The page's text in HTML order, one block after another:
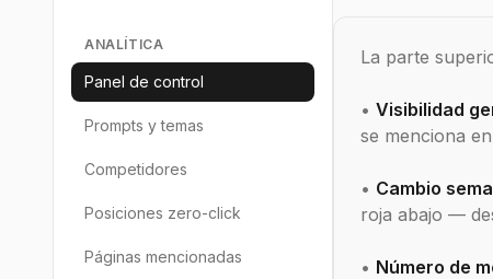
ANALÍTICA
Panel de control
Prompts y temas
Competidores
Posiciones zero-click
Páginas mencionadas
La parte
• Visibilidad
se menciona
• Cambio
roja abajo —
• Número de